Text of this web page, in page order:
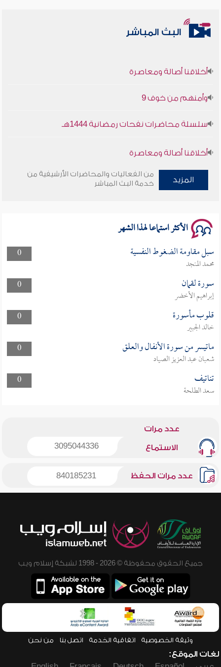
البث المباشر
أخلاقنا أصالة ومعاصرة
وأمنهم من خوف 9
سلسلة محاضرات نفحات رمضانية 1444هـ
أخلاقنا أصالة ومعاصرة
وأمنهم من خوف 9
المزيد
من الفعاليات والمحاضرات الأرشيفية من
خدمة البث المباشر
الأكثر استماعا لهذا الشهر
0 سبل مقاومة الضغوط النفسية
محمد المنجد
0
سورة لقمان
إبراهيم الأخضر
0
قلوب مأسورة
خالد الجبير
0
ماتيسر من سورة الأنفال والعلق
شعبان عبد العزيز الصياد
0
تناتيف
سعد الطلحة
عدد مرات
الاستماع 3095044336
عدد مرات الحفظ 840185231
جميع الحقوق محفوظة © 2026 - 1998 لشبكة إسلام ويب
وثيقة الخصوصية اتفاقية الخدمة اتصل بنا من نحن
لغات الموقع: